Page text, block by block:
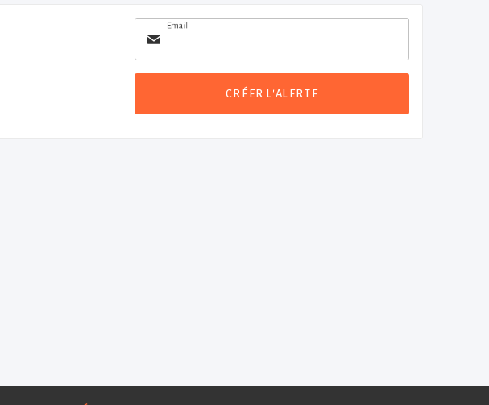
Email
CRÉER L'ALERTE